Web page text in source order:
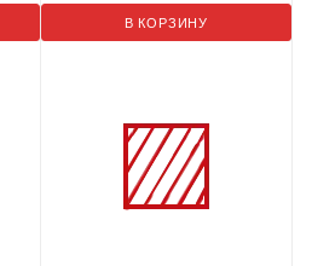
В КОРЗИНУ